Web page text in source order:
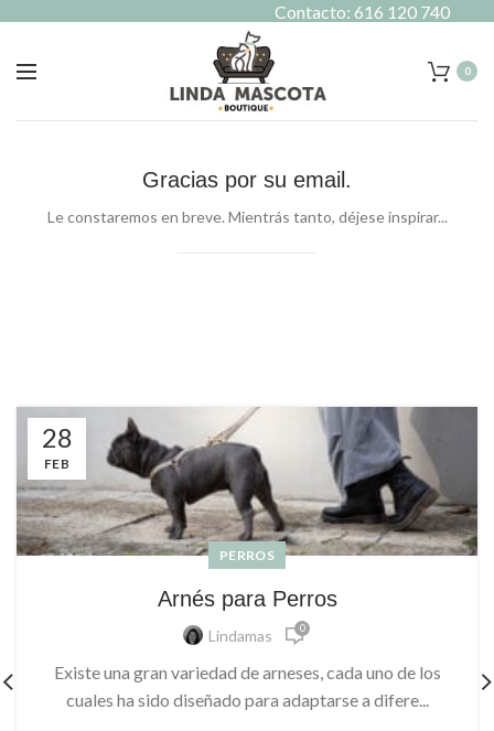
0
Gracias por su email.
Le constaremos en breve. Mientrás tanto, déjese inspirar...
28
FEB
PERROS
Arnés para Perros
Lindamas 0
Existe una gran variedad de arneses, cada uno de los
cuales ha sido diseñado para adaptarse a difere...
Contacto: 616 120 740